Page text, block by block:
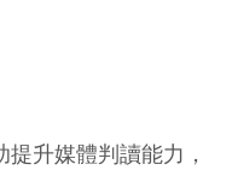
升媒體判讀能力，